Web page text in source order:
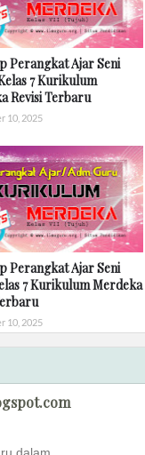
Perangkat Ajar Seni
7 Kurikulum
Revisi Terbaru
10, 2025
Perangkat Ajar Seni
7 Kurikulum Merdeka
10, 2025
dalam